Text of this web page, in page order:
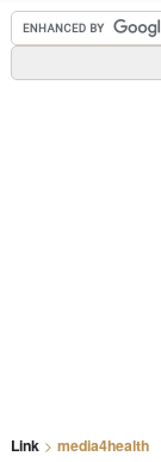
Link media4health